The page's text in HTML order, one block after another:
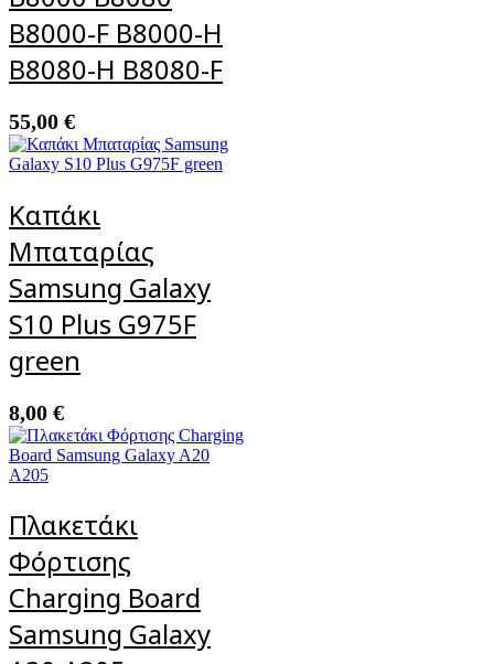
B8000-F B8000-H
B8080-H B8080-F
55,00 €
Καπάκι
Μπαταρίας
Samsung Galaxy
S10 Plus G975F
green
8,00 €
Πλακετάκι
Φόρτισης
Charging Board
Samsung Galaxy